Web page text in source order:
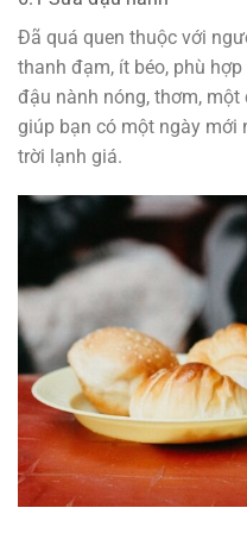
Đã quá quen thuộc với
thanh đạm, ít béo, phù
đậu nành nóng, thơm,
giúp bạn có một ngày mới
trời lạnh giá.